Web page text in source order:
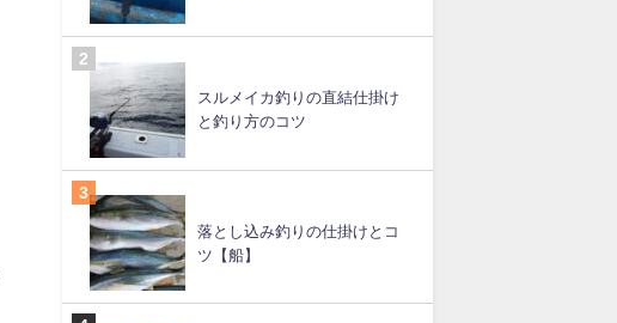
スルメイカ釣りの直結仕掛け
と釣り方のコツ
落とし込み釣りの仕掛けとコ
ツ【船】